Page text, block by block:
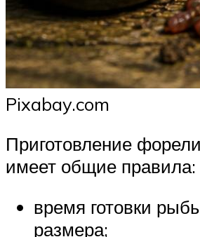
Pixabay.com
Приготовление
имеет общие правила:
время готовки
размера;